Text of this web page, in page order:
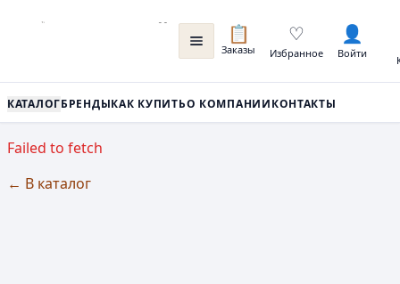
📋
Заказы
♡
Избранное
👤
Войти
КАТАЛОГБРЕНДЫКАК КУПИТЬО КОМПАНИИКОНТАКТЫ
Failed to fetch
← В каталог